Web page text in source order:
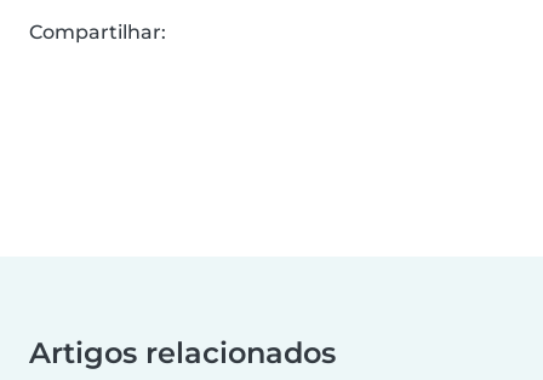
Compartilhar:
Artigos relacionados